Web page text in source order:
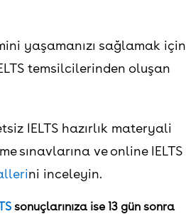
yaşamanızı sağlamak için
temsilcilerinden oluşan
IELTS hazırlık materyali
sınavlarına ve online IELTS
ni inceleyin.
sonuçlarınıza ise 13 gün sonra